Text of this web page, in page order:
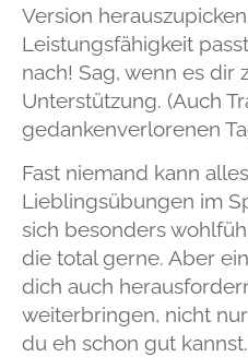
Version
Leistungsfähigkeit
nach! Sag, wenn es dir
Unterstützung. (Auch
gedankenverlorenen
Fast niemand kann
Lieblingsübungen im
sich besonders
die total gerne. Aber
dich auch
weiterbringen, nicht
du eh schon gut